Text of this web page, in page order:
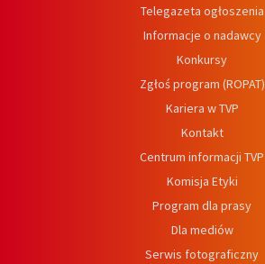
Telegazeta ogłoszenia
Informacje o nadawcy
Konkursy
Zgłoś program (ROPAT)
Kariera w TVP
Kontakt
Centrum informacji TVP
Komisja Etyki
Program dla prasy
Dla mediów
Serwis fotograficzny